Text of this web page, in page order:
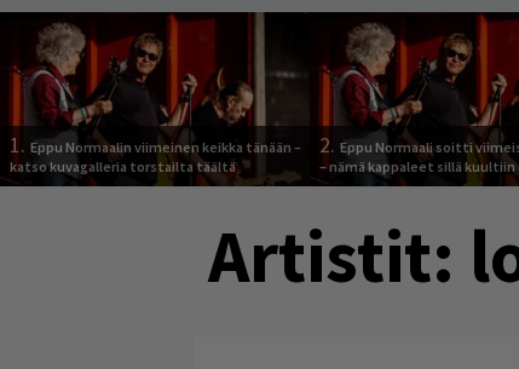
1. Eppu Normaalin viimeinen keikka tänään –
katso kuvagalleria torstailta täältä
2. Eppu Normaali soitti
– nämä kappaleet sillä kuultiin
Artistit: